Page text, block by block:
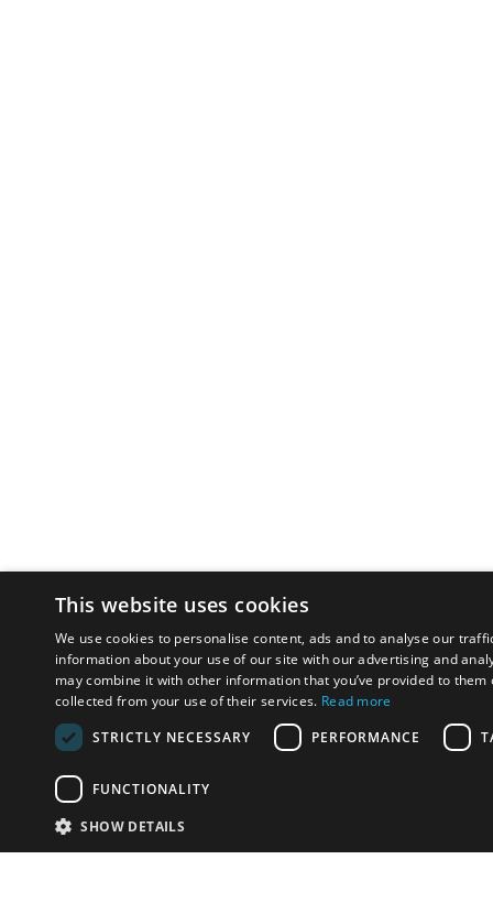
This website uses cookies
We use cookies to personalise content, ads and to analyse our
information about your use of our site with our advertising and
may combine it with other information that you’ve provided to them
collected from your use of their services. Read more
STRICTLY NECESSARY
PERFORMANCE
FUNCTIONALITY
SHOW DETAILS